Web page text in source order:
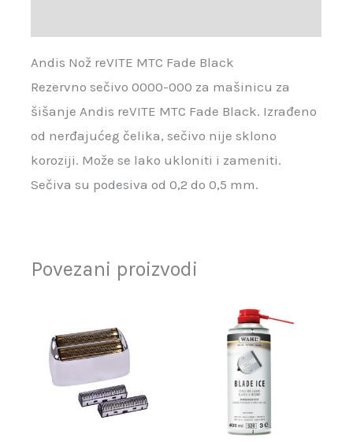
Andis Nož reVITE MTC Fade Black
Rezervno sečivo 0000-000 za mašinicu za
šišanje Andis reVITE MTC Fade Black. Izrađeno
od nerđajućeg čelika, sečivo nije sklono
koroziji. Može se lako ukloniti i zameniti.
Sečiva su podesiva od 0,2 do 0,5 mm.
Povezani proizvodi